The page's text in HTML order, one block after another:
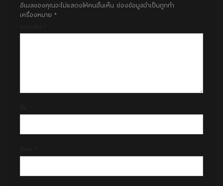
อีเมลของคุณจะไม่แสดงให้คนอื่นเห็น ช่องข้อมูลจำเป็นถูกทำ
เครื่องหมาย *